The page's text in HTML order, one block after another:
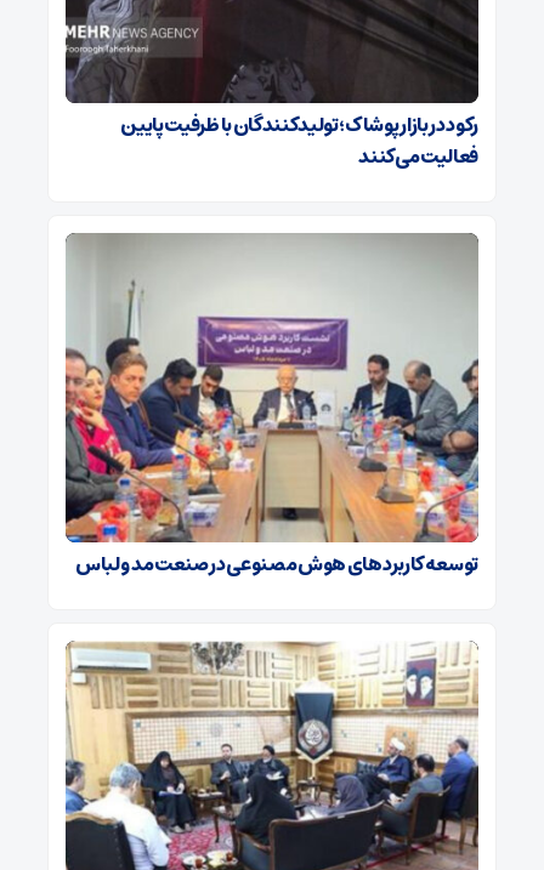
رکود در بازار پوشاک؛ تولیدکنندگان با ظرفیت پایین
فعالیت می‌کنند
توسعه کاربردهای هوش مصنوعی در صنعت مد و لباس